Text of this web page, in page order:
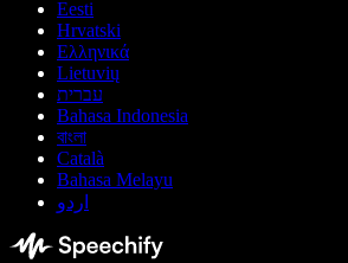
Eesti
Hrvatski
Ελληνικά
Lietuvių
עברית
Bahasa Indonesia
বাংলা
Català
Bahasa Melayu
اردو